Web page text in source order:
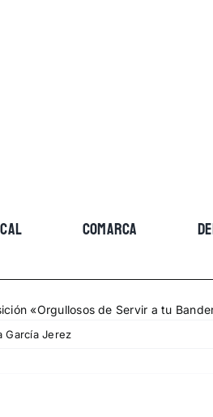
COMARCA
«Orgullosos de Servir a tu
García Jerez